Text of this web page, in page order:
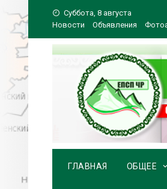
к
содержимому
Суббота, 8 августа
Новости
Объявления
ГЛАВНАЯ ОБЩЕЕ